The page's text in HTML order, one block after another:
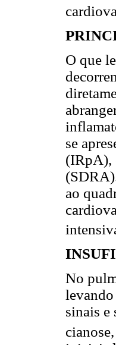
O que
se
(IRpA),
ao
No
sinais e